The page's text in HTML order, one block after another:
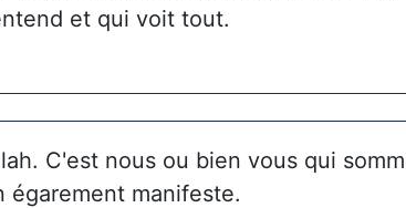
et qui voit tout.
C'est nous ou bien vous qui
égarement manifeste.